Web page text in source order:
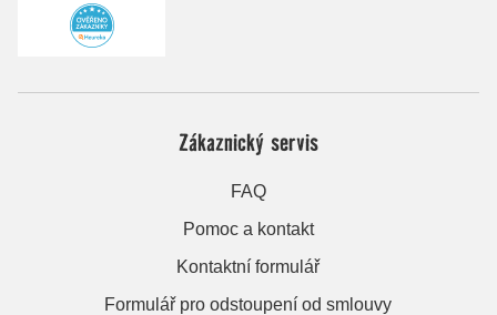
Zákaznický servis
FAQ
Pomoc a kontakt
Kontaktní formulář
Formulář pro odstoupení od smlouvy